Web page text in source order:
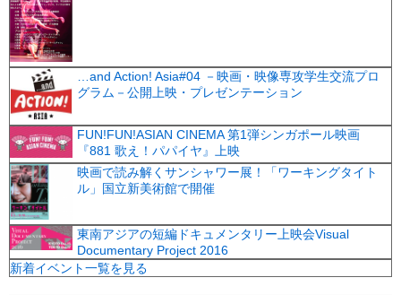
…and Action! Asia#04 －映画・映像専攻学生交流プロ
グラム－公開上映・プレゼンテーション
FUN!FUN!ASIAN CINEMA 第1弾シンガポール映画
『881 歌え！パパイヤ』上映
映画で読み解くサンシャワー展！「ワーキングタイト
ル」国立新美術館で開催
東南アジアの短編ドキュメンタリー上映会Visual
Documentary Project 2016
新着イベント一覧を見る